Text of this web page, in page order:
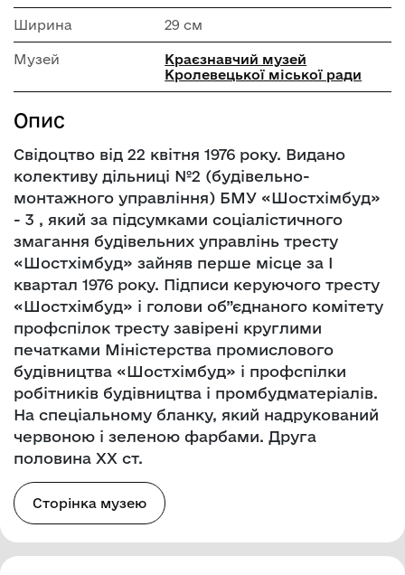
Ширина 29 см
Музей
Краєзнавчий музей
Кролевецької міської ради
Опис
Свідоцтво від 22 квітня 1976 року. Видано
колективу дільниці №2 (будівельно-
монтажного управління) БМУ «Шостхімбуд»
- 3 , який за підсумками соціалістичного
змагання будівельних управлінь тресту
«Шостхімбуд» зайняв перше місце за І
квартал 1976 року. Підписи керуючого тресту
«Шостхімбуд» і голови об”єднаного комітету
профспілок тресту завірені круглими
печатками Міністерства промислового
будівництва «Шостхімбуд» і профспілки
робітників будівництва і промбудматеріалів.
На спеціальному бланку, який надрукований
червоною і зеленою фарбами. Друга
половина ХХ ст.
Сторінка музею